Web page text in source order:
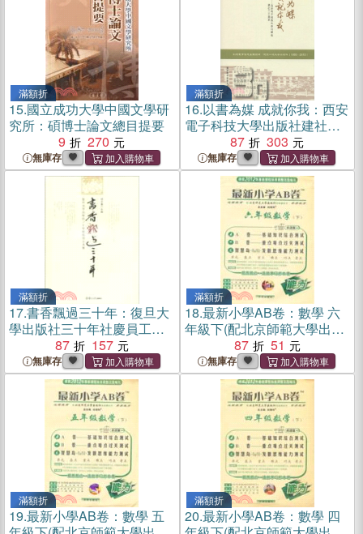
滿額折
15.國立成功大學中國文學研
究所：碩博士論文總目提要
9
270
無庫存
滿額折
16.以書為媒 成就你我：西安
電子科技大學出版社建社三
十周年（簡體書）
87 303
無庫存
滿額折
17.書香飄過三十年：復旦大
學出版社三十年社慶員工文
集（簡體書）
87 157
無庫存
滿額折
18.最新小學AB卷：數學 六
年級下(配北京師範大學出版
社實驗教科書)（簡體書）
87 51
無庫存
滿額折
19.最新小學AB卷：數學 五
滿額折
20.最新小學AB卷：數學 四